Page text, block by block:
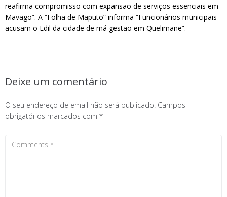
reafirma compromisso com expansão de serviços essenciais em
Mavago”. A “Folha de Maputo” informa “Funcionários municipais
acusam o Edil da cidade de má gestão em Quelimane”.
Deixe um comentário
O seu endereço de email não será publicado. Campos
obrigatórios marcados com *